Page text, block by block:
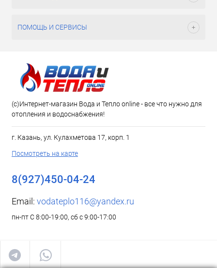
ПОМОЩЬ И СЕРВИСЫ
(c)Интернет-магазин Вода и Тепло online - все что нужно для
отопления и водоснабжения!
г. Казань, ул. Кулахметова 17, корп. 1
Посмотреть на карте
8(927)450-04-24
Email: vodateplo116@yandex.ru
пн-пт С 8:00-19:00, сб с 9:00-17:00